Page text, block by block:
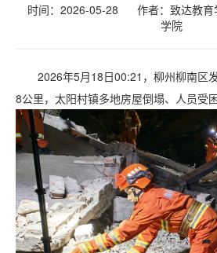
时间：2026-05-28 作者：致达教育
学院
2026年5月18日00:21，柳州柳南区
8公里，太阳村镇多地房屋倒塌、人员受